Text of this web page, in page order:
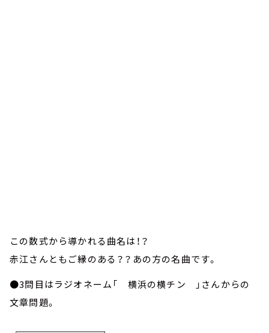
この数式から導かれる曲名は！？
赤江さんともご縁のある？？あの方の名曲です。
●3問目はラジオネーム「 横浜の横チン 」さんからの
文章問題。